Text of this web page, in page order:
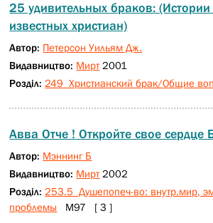
25 удивительных браков:
известных христиан)
Автор: Петерсон Уильям Дж.
Видавництво: Мирт2001
Розділ: 249 Христианский брак/Общие
Авва Отче ! Откройте свое сердце
Автор: Мэннинг Б
Видавництво: Мирт2002
Розділ: 253.5 Душепопеч-во: внутр.мир,
проблемы М97 [ 3 ]